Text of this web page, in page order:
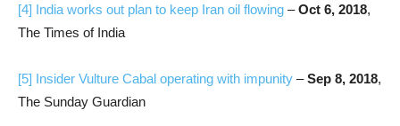
[4] India works out plan to keep Iran oil flowing –Oct 6, 2018,
The Times of India
[5] Insider Vulture Cabal operating with impunity –Sep 8, 2018,
The Sunday Guardian